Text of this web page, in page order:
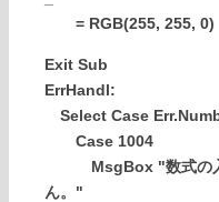
= RGB(255, 255, 0)
Exit Sub
ErrHandl:
Select Case
Case 1004
MsgBox "数式の入
ん。"